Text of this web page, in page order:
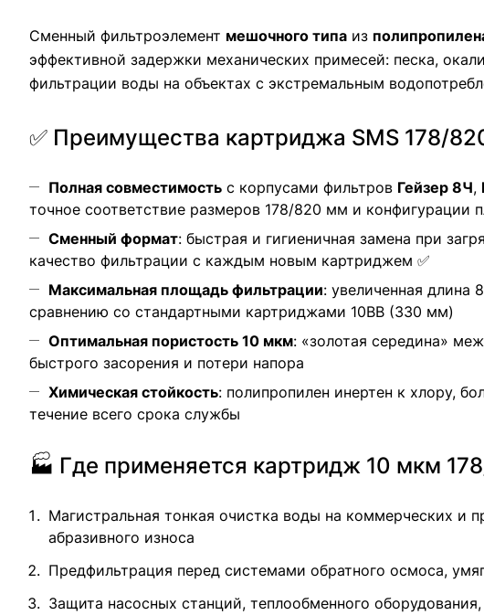
Сменный фильтроэлемент мешочного типа из
эффективной задержки механических примесей: песка,
фильтрации воды на объектах с экстремальным
✅ Преимущества картриджа SMS 178/
Полная совместимость с корпусами фильтров Гейзер 8Ч,
точное соответствие размеров 178/820 мм и конфигурации
Сменный формат: быстрая и гигиеничная замена при
качество фильтрации с каждым новым картриджем ✅
Максимальная площадь фильтрации: увеличенная длина
сравнению со стандартными картриджами 10ВВ (330 мм)
Оптимальная пористость 10 мкм: «золотая середина»
быстрого засорения и потери напора
Химическая стойкость: полипропилен инертен к хлору,
течение всего срока службы
🏭 Где применяется картридж 10 мкм
Магистральная тонкая очистка воды на коммерческих
абразивного износа
Предфильтрация перед системами обратного осмоса,
Защита насосных станций, теплообменного